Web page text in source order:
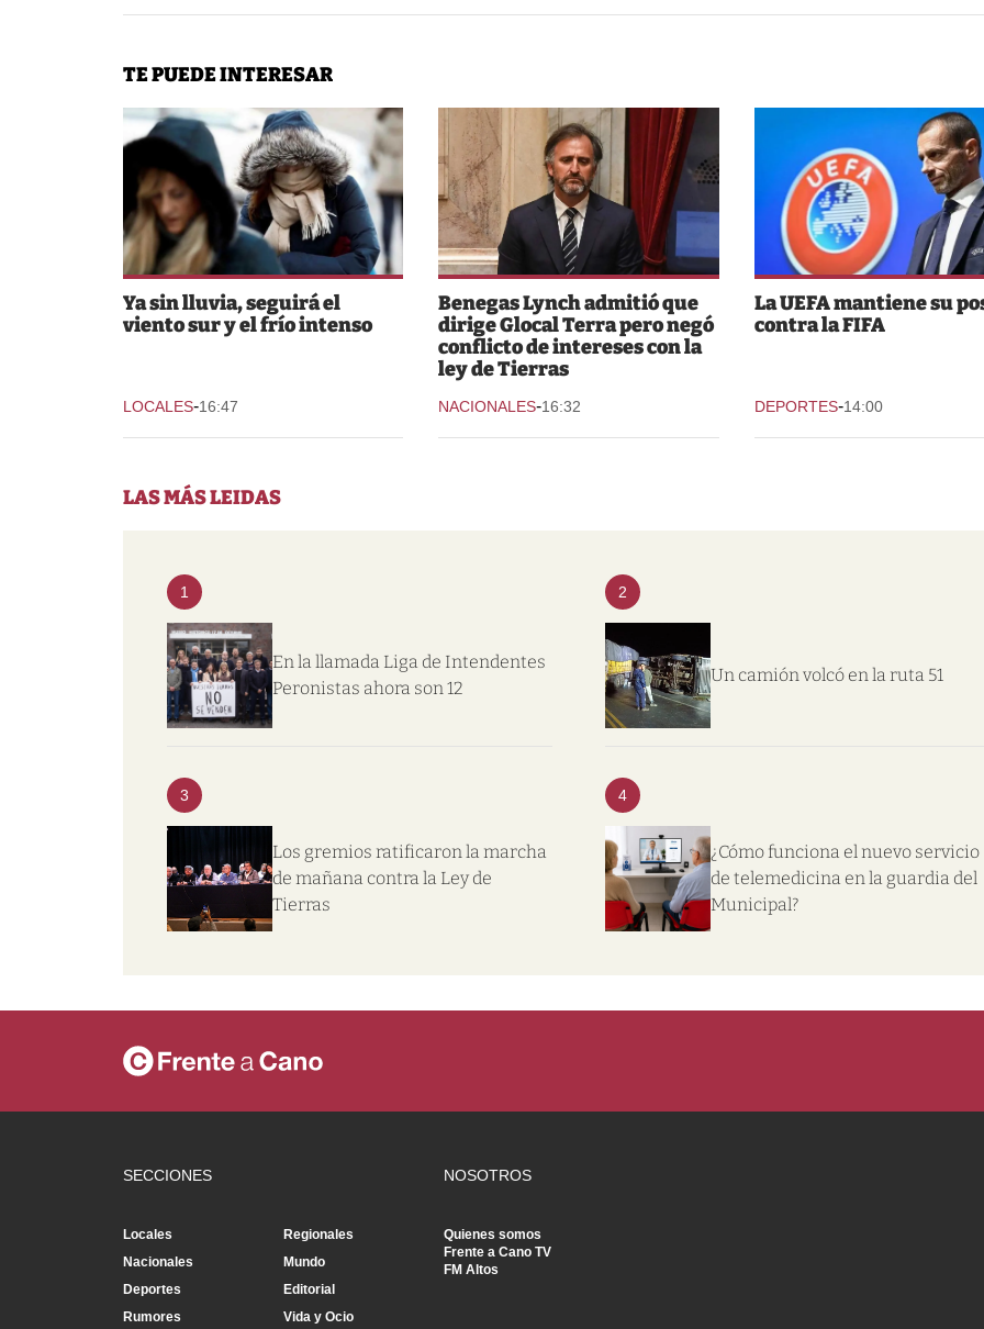
TE PUEDE INTERESAR
Ya sin lluvia, seguirá el
viento sur y el frío intenso
LOCALES-16:47
Benegas Lynch admitió que
dirige Glocal Terra pero negó
conflicto de intereses con la
ley de Tierras
NACIONALES-16:32
La UEFA mantiene su
contra la FIFA
DEPORTES-14:00
LAS MÁS LEIDAS
1
En la llamada Liga de Intendentes
Peronistas ahora son 12
2
Un camión volcó en la ruta 51
3
Los gremios ratificaron la marcha
de mañana contra la Ley de
Tierras
4
¿Cómo funciona el nuevo servicio
de telemedicina en la guardia del
Municipal?
SECCIONES
Locales
Regionales
Nacionales
Mundo
Deportes
Editorial
Rumores
Vida y Ocio
NOSOTROS
Quienes somos
Frente a Cano TV
FM Altos